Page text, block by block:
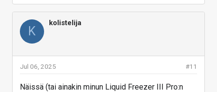
K
kolistelija
#11
Jul 06, 2025
Näissä (tai ainakin minun Liquid Freezer III Pro:n